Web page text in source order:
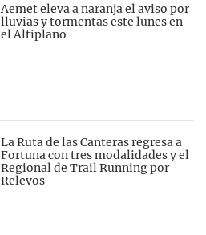
Aemet eleva a naranja el aviso por
lluvias y tormentas este lunes en
el Altiplano
La Ruta de las Canteras regresa a
Fortuna con tres modalidades y el
Regional de Trail Running por
Relevos